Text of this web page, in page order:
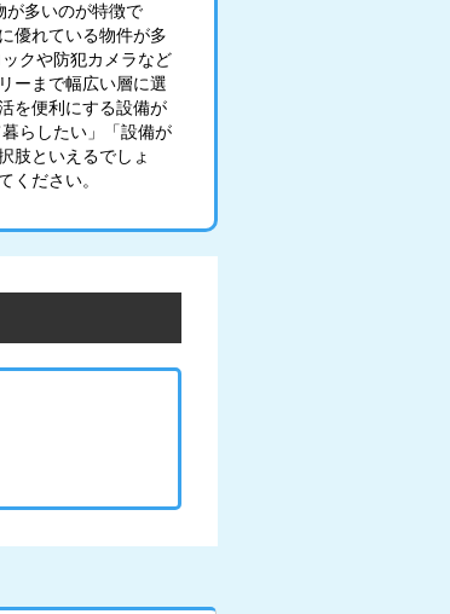
が多いのが特徴で
優れている物件が多
クや防犯カメラなど
ーまで幅広い層に選
を便利にする設備が
らしたい」「設備が
肢といえるでしょ
ください。